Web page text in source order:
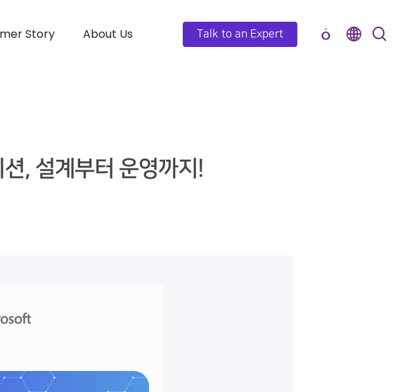
Story About Us Talk to an Expert
, 설계부터 운영까지!